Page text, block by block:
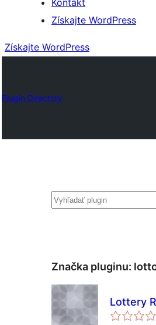
Kontakt
Získajte WordPress
Získajte WordPress
Plugin Directory
Hľadať
Značka pluginu:
Lottery